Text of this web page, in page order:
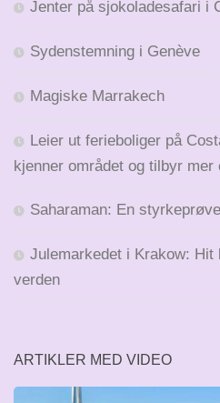
Jenter på sjokoladesafari i
Sydenstemning i Genève
Magiske Marrakech
Leier ut ferieboliger på
kjenner området og tilbyr mer
Saharaman: En
Julemarkedet i Krakow:
verden
ARTIKLER MED VIDEO